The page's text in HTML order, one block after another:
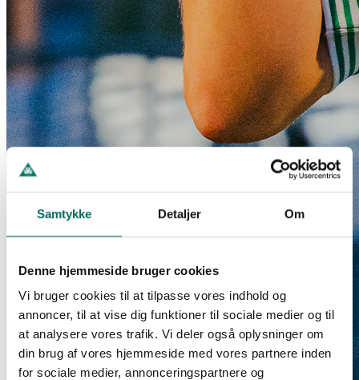
Samtykke Detaljer Om
Denne hjemmeside bruger cookies
Vi bruger cookies til at tilpasse vores indhold og
annoncer, til at vise dig funktioner til sociale medier og til
at analysere vores trafik. Vi deler også oplysninger om
din brug af vores hjemmeside med vores partnere inden
for sociale medier, annonceringspartnere og